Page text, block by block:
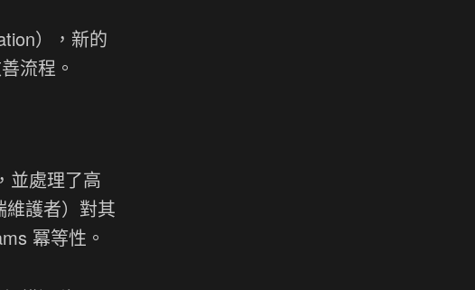
），新的
流程。
並處理了高
護者）對其
冪等性。